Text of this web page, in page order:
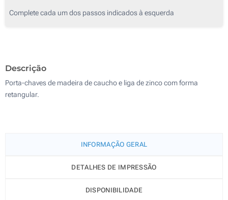
125
Outra :
Complete cada um dos passos indicados à esquerda
Descrição
Porta-chaves de madeira de caucho e liga de zinco com forma
retangular.
INFORMAÇÃO GERAL
DETALHES DE IMPRESSÃO
DISPONIBILIDADE